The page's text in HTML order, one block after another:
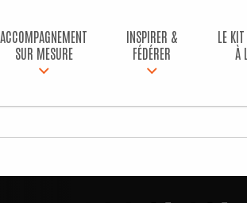
ACCOMPAGNEMENT
SUR MESURE
INSPIRER &
FÉDÉRER
LE
À